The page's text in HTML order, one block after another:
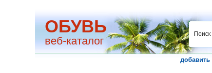
ОБУВЬ
веб-каталог
Поиск
добавить